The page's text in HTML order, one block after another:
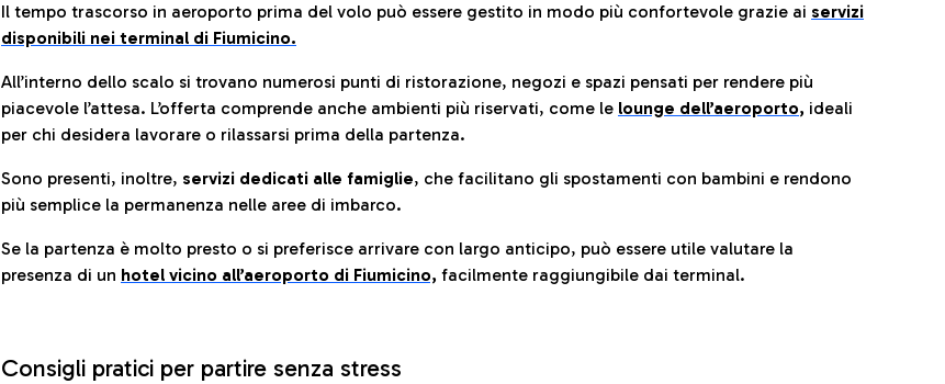
Il tempo trascorso in aeroporto prima del volo può essere gestito in modo più confortevole grazie ai servizi
disponibili nei terminal di Fiumicino.
All’interno dello scalo si trovano numerosi punti di ristorazione, negozi e spazi pensati per rendere più
piacevole l’attesa. L’offerta comprende anche ambienti più riservati, come le lounge dell’aeroporto, ideali
per chi desidera lavorare o rilassarsi prima della partenza.
Sono presenti, inoltre, servizi dedicati alle famiglie, che facilitano gli spostamenti con bambini e rendono
più semplice la permanenza nelle aree di imbarco.
Se la partenza è molto presto o si preferisce arrivare con largo anticipo, può essere utile valutare la
presenza di un hotel vicino all’aeroporto di Fiumicino, facilmente raggiungibile dai terminal.
Consigli pratici per partire senza stress